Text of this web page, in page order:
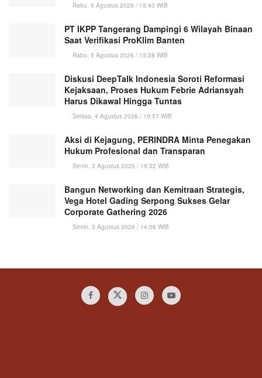
Rabu, 5 Agustus 2026 / 15:43 WIB
PT IKPP Tangerang Dampingi 6 Wilayah Binaan
Saat Verifikasi ProKlim Banten
Rabu, 5 Agustus 2026 / 15:38 WIB
Diskusi DeepTalk Indonesia Soroti Reformasi
Kejaksaan, Proses Hukum Febrie Adriansyah
Harus Dikawal Hingga Tuntas
Selasa, 4 Agustus 2026 / 19:57 WIB
Aksi di Kejagung, PERINDRA Minta Penegakan
Hukum Profesional dan Transparan
Senin, 3 Agustus 2026 / 19:32 WIB
Bangun Networking dan Kemitraan Strategis,
Vega Hotel Gading Serpong Sukses Gelar
Corporate Gathering 2026
Senin, 3 Agustus 2026 / 14:08 WIB